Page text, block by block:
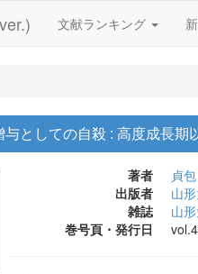
文献ランキング
与としての自殺 : 高度成長
著者
貞
出版者
山
雑誌
山
巻号頁・発行日